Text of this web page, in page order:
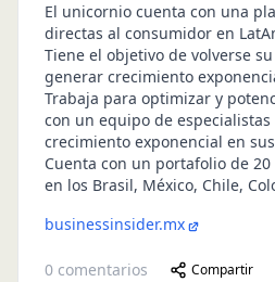
El unicornio cuenta con una
directas al consumidor en
Tiene el objetivo de volverse
generar crecimiento
Trabaja para optimizar y
con un equipo de
crecimiento exponencial en
Cuenta con un portafolio de
en los Brasil, México, Chile,
businessinsider.mx
0 comentarios Compartir